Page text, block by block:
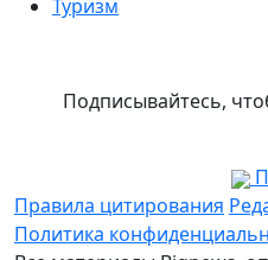
Туризм
Подписывайтесь,
Правила цитирования
Политика